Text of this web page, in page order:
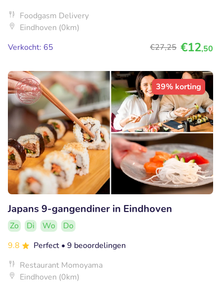
Foodgasm Delivery
Eindhoven (0km)
Verkocht: 65
€27,25 €12,50
39% korting
Japans 9-gangendiner in Eindhoven
Zo Di Wo
Do
9.8
Perfect • 9 beoordelingen
Restaurant Momoyama
Eindhoven (0km)